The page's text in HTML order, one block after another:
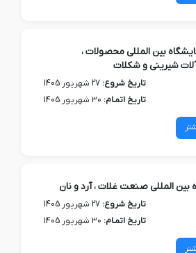
بین المللی محصولات ،
شیرینی و شکلات
تاریخ شروع: 27 شهریور 1405
تاریخ اتمـام: 30 شهریور 1405
المللی صنعت غلات ، آرد و نان
تاریخ شروع: 27 شهریور 1405
تاریخ اتمـام: 30 شهریور 1405